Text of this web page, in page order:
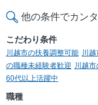
他の条件でカン
こだわり条件
川越市の扶養調整可能 川
の職種未経験者歓迎 川越
60代以上活躍中
職種